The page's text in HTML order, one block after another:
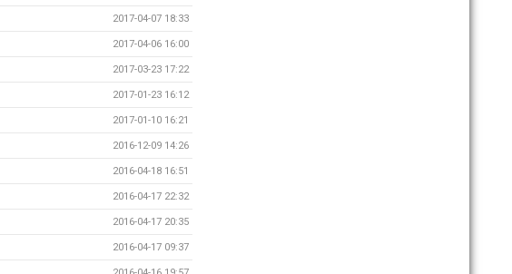
2017-04-07 18:33
2017-04-06 16:00
2017-03-23 17:22
2017-01-23 16:12
2017-01-10 16:21
2016-12-09 14:26
2016-04-18 16:51
2016-04-17 22:32
2016-04-17 20:35
2016-04-17 09:37